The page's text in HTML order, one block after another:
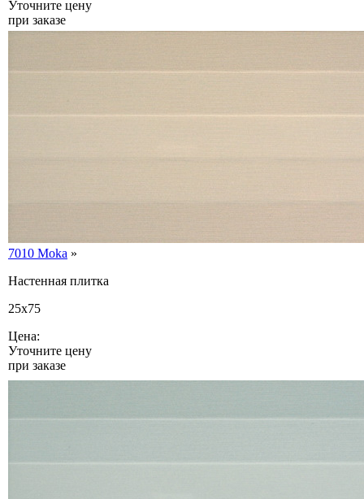
Уточните цену
при заказе
7010 Moka »
Настенная плитка
25x75
Цена:
Уточните цену
при заказе